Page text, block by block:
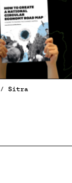
/ Sitra